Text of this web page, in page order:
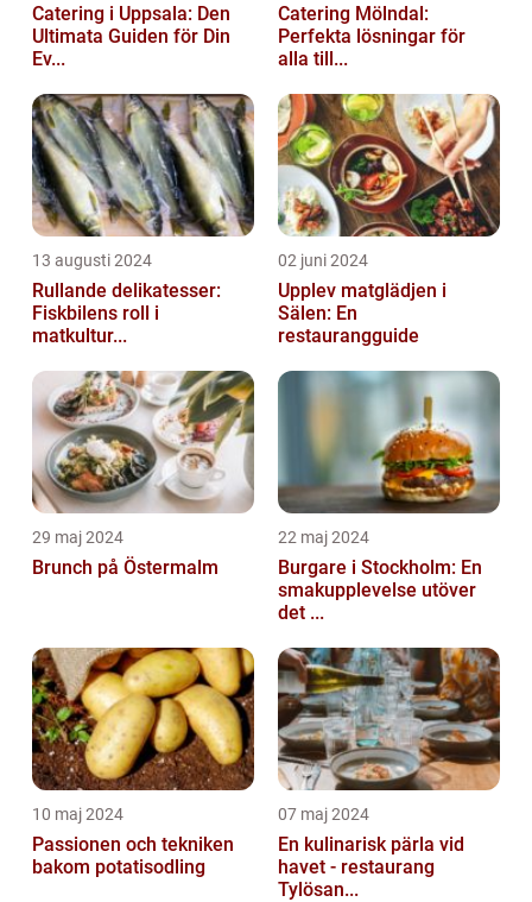
Catering i Uppsala: Den
Ultimata Guiden för Din
Ev...
Catering Mölndal:
Perfekta lösningar för
alla till...
13 augusti 2024
Rullande delikatesser:
Fiskbilens roll i
matkultur...
02 juni 2024
Upplev matglädjen i
Sälen: En
restaurangguide
29 maj 2024
Brunch på Östermalm
22 maj 2024
Burgare i Stockholm: En
smakupplevelse utöver
det ...
10 maj 2024
Passionen och tekniken
bakom potatisodling
07 maj 2024
En kulinarisk pärla vid
havet - restaurang
Tylösan...